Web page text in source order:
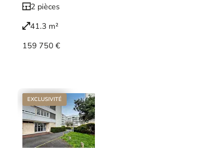
2 pièces
41.3 m²
159 750 €
EXCLUSIVITÉ